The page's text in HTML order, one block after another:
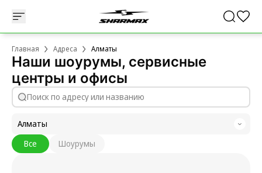
Главная Адреса Алматы
Наши шоурумы, сервисные
центры и офисы
Алматы
Все
Шоурумы